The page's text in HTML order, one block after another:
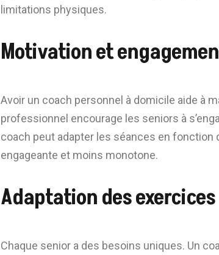
limitations physiques.
Motivation et
Avoir un coach personnel à domicile aide à
professionnel encourage les seniors à
coach peut adapter les séances en fonction
engageante et moins monotone.
Adaptation des
Chaque senior a des besoins uniques. Un